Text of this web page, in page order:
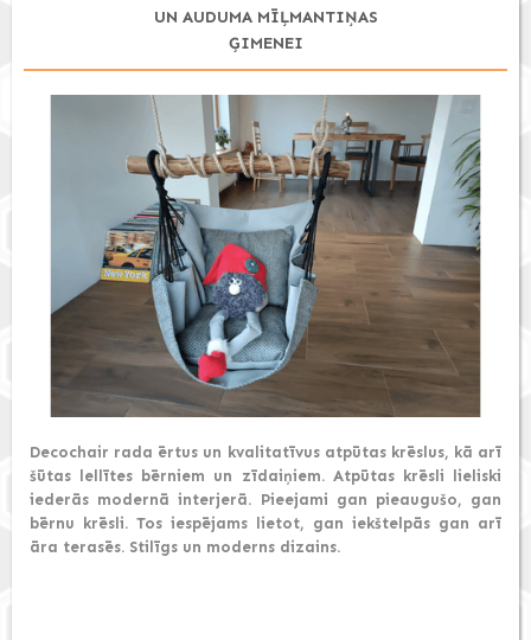
UN AUDUMA MĪĻMANTIŅAS
ĢIMENEI
Decochair rada ērtus un kvalitatīvus atpūtas krēslus, kā arī
šūtas lellītes bērniem un zīdaiņiem. Atpūtas krēsli lieliski
iederās modernā interjerā. Pieejami gan pieaugušo, gan
bērnu krēsli. Tos iespējams lietot, gan iekštelpās gan arī
āra terasēs. Stilīgs un moderns dizains.